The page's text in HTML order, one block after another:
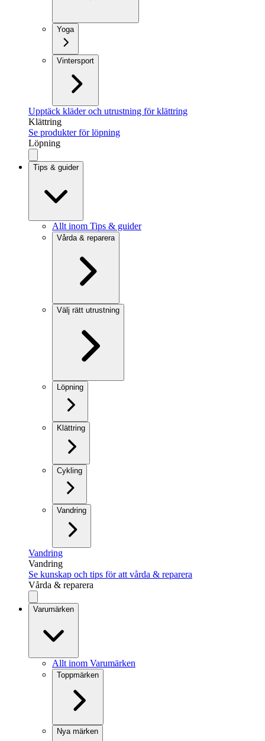
Yoga
Vintersport
Upptäck kläder och utrustning för klättring
Klättring
Se produkter för löpning
Löpning
Tips & guider
Allt inom Tips & guider
Vårda & reparera
Välj rätt utrustning
Löpning
Klättring
Cykling
Vandring
Vandring
Vandring
Se kunskap och tips för att vårda & reparera
Vårda & reparera
Varumärken
Allt inom Varumärken
Toppmärken
Nya märken